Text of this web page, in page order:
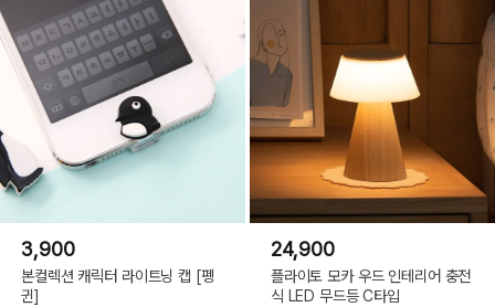
3,900
본컬렉션 캐릭터 라이트닝 캡 [펭
귄]
24,900
플라이토 모카 우드 인테리어 충전
식 LED 무드등 C타입